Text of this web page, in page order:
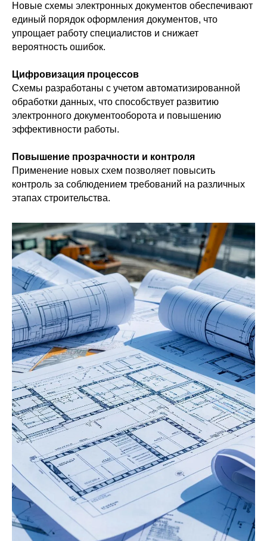
Новые схемы электронных документов обеспечивают
единый порядок оформления документов, что
упрощает работу специалистов и снижает
вероятность ошибок.
Цифровизация процессов
Схемы разработаны с учетом автоматизированной
обработки данных, что способствует развитию
электронного документооборота и повышению
эффективности работы.
Повышение прозрачности и контроля
Применение новых схем позволяет повысить
контроль за соблюдением требований на различных
этапах строительства.